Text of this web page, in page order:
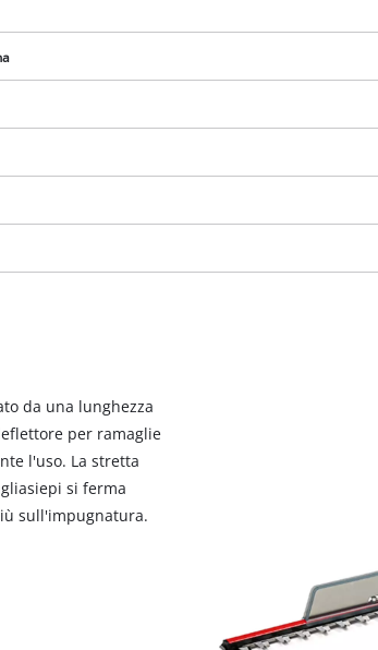
to trackers that are not disclosed to the
visitor. The website owner needs to setup
the site with their CMP to add this content
to the list of technologies used.
Powered by
da una lunghezza
per ramaglie
l'uso. La stretta
si ferma
sull'impugnatura.